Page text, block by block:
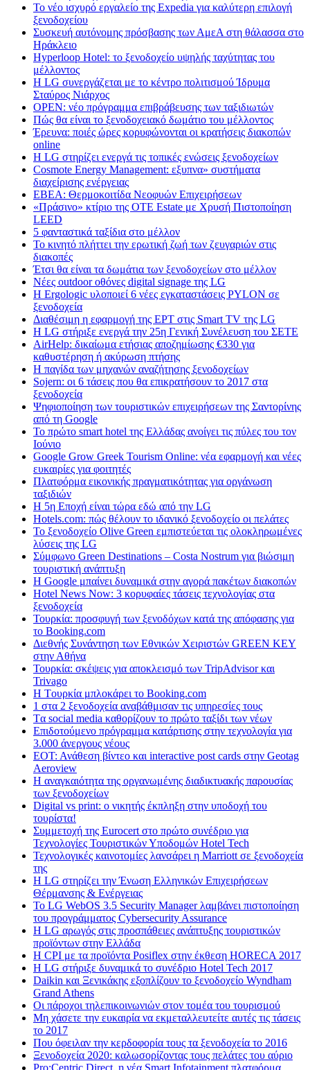
Το νέο ισχυρό εργαλείο της Expedia για καλύτερη επιλογή
ξενοδοχείου
Συσκευή αυτόνομης πρόσβασης των ΑμεΑ στη θάλασσα στο
Ηράκλειο
Hyperloop Hotel: το ξενοδοχείο υψηλής ταχύτητας του
μέλλοντος
Η LG συνεργάζεται με το κέντρο πολιτισμού Ίδρυμα
Σταύρος Νιάρχος
OPEN: νέο πρόγραμμα επιβράβευσης των ταξιδιωτών
Πώς θα είναι το ξενοδοχειακό δωμάτιο του μέλλοντος
Έρευνα: ποιές ώρες κορυφώνονται οι κρατήσεις διακοπών
online
Η LG στηρίζει ενεργά τις τοπικές ενώσεις ξενοδοχείων
Cosmote Energy Management: εξυπνα» συστήματα
διαχείρισης ενέργειας
ΕΒΕΑ: Θερμοκοιτίδα Νεοφυών Επιχειρήσεων
«Πράσινο» κτίριο της OTE Estate με Χρυσή Πιστοποίηση
LEED
5 φανταστικά ταξίδια στο μέλλον
Το κινητό πλήττει την ερωτική ζωή των ζευγαριών στις
διακοπές
Έτσι θα είναι τα δωμάτια των ξενοδοχείων στο μέλλον
Nέες outdoor οθόνες digital signage της LG
Η Ergologic υλοποιεί 6 νέες εγκαταστάσεις PYLON σε
ξενοδοχεία
Διαθέσιμη η εφαρμογή της ΕΡΤ στις Smart TV της LG
Η LG στήριξε ενεργά την 25η Γενική Συνέλευση του ΣΕΤΕ
AirHelp: δικαίωμα ετήσιας αποζημίωσης €330 για
καθυστέρηση ή ακύρωση πτήσης
Η παγίδα των μηχανών αναζήτησης ξενοδοχείων
Sojern: οι 6 τάσεις που θα επικρατήσουν το 2017 στα
ξενοδοχεία
Ψηφιοποίηση των τουριστικών επιχειρήσεων της Σαντορίνης
από τη Google
Το πρώτο smart hotel της Ελλάδας ανοίγει τις πύλες του τον
Ιούνιο
Google Grow Greek Tourism Online: νέα εφαρμογή και νέες
ευκαιρίες για φοιτητές
Πλατφόρμα εικονικής πραγματικότητας για οργάνωση
ταξιδιών
Η 5η Εποχή είναι τώρα εδώ από την LG
Hotels.com: πώς θέλουν το ιδανικό ξενοδοχείο οι πελάτες
To ξενοδοχείο Olive Green εμπιστεύεται τις ολοκληρωμένες
λύσεις της LG
Σύμφωνο Green Destinations – Costa Nostrum για βιώσιμη
τουριστική ανάπτυξη
H Google μπαίνει δυναμικά στην αγορά πακέτων διακοπών
Hotel News Now: 3 κορυφαίες τάσεις τεχνολογίας στα
ξενοδοχεία
Τουρκία: προσφυγή των ξενοδόχων κατά της απόφασης για
το Booking.com
Διεθνής Συνάντηση των Εθνικών Χειριστών GREEN KEY
στην Αθήνα
Τουρκία: σκέψεις για αποκλεισμό των TripAdvisor και
Trivago
H Tουρκία μπλοκάρει το Booking.com
1 στα 2 ξενοδοχεία αναβάθμισαν τις υπηρεσίες τους
Tα social media καθορίζουν το πρώτο ταξίδι των νέων
Επιδοτούμενο πρόγραμμα κατάρτισης στην τεχνολογία για
3.000 άνεργους νέους
ΕΟΤ: Ανάθεση βίντεο και interactive post cards στην Geotag
Aeroview
Η αναγκαιότητα της οργανωμένης διαδικτυακής παρουσίας
των ξενοδοχείων
Digital vs print: ο νικητής έκπληξη στην υποδοχή του
τουρίστα!
Συμμετοχή της Eurocert στο πρώτο συνέδριο για
Τεχνολογίες Τουριστικών Υποδομών Hotel Tech
Τεχνολογικές καινοτομίες λανσάρει η Marriott σε ξενοδοχεία
της
H LG στηρίζει την Ένωση Ελληνικών Επιχειρήσεων
Θέρμανσης & Ενέργειας
Το LG WebOS 3.5 Security Manager λαμβάνει πιστοποίηση
του προγράμματος Cybersecurity Assurance
Η LG αρωγός στις προσπάθειες ανάπτυξης τουριστικών
προϊόντων στην Ελλάδα
Η CPI με τα προϊόντα Posiflex στην έκθεση HORECA 2017
H LG στήριξε δυναμικά το συνέδριο Hotel Tech 2017
Daikin και Ξενικάκης εξοπλίζουν το ξενοδοχείο Wyndham
Grand Athens
Οι πάροχοι τηλεπικοινωνιών στον τομέα του τουρισμού
Μη χάσετε την ευκαιρία να εκμεταλλευτείτε αυτές τις τάσεις
το 2017
Που όφειλαν την κερδοφορία τους τα ξενοδοχεία το 2016
Ξενοδοχεία 2020: καλωσορίζοντας τους πελάτες του αύριο
Pro:Centric Direct, η νέα Smart Infotainment πλατφόρμα